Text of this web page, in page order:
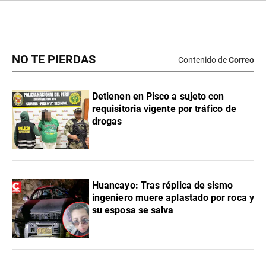
NO TE PIERDAS Contenido deCorreo
Detienen en Pisco a sujeto con
requisitoria vigente por tráfico de
drogas
Huancayo: Tras réplica de sismo
ingeniero muere aplastado por roca y
su esposa se salva